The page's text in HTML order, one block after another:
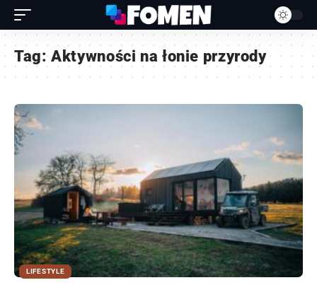
Tag:Aktywności na łonie przyrody
LIFESTYLE